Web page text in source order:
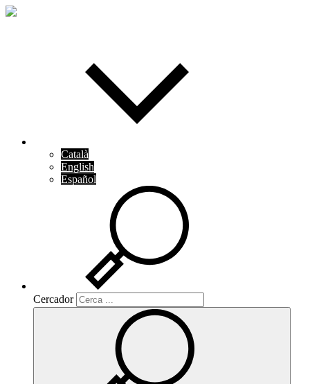
Català
English
Español
Cercador